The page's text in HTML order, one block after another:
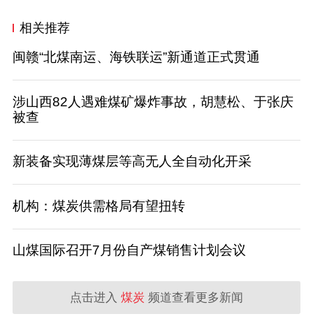
相关推荐
闽赣“北煤南运、海铁联运”新通道正式贯通
涉山西82人遇难煤矿爆炸事故，胡慧松、于张庆
被查
新装备实现薄煤层等高无人全自动化开采
机构：煤炭供需格局有望扭转
山煤国际召开7月份自产煤销售计划会议
点击进入 煤炭 频道查看更多新闻